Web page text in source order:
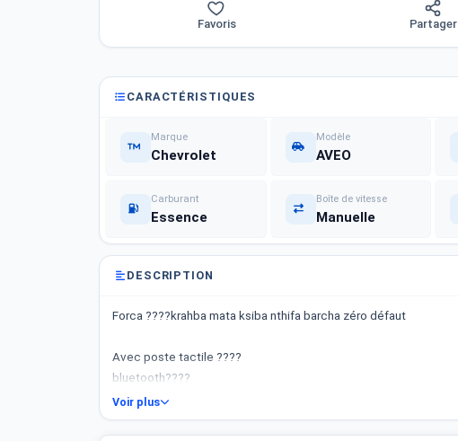
Favoris Partager
CARACTÉRISTIQUES
Marque
Chevrolet
Modèle
AVEO
Carburant
Essence
Boîte de vitesse
Manuelle
DESCRIPTION
Forca ????krahba mata ksiba nthifa barcha zéro défaut
Avec poste tactile ????
bluetooth????
de recul????
Salon couir????
Voir plus